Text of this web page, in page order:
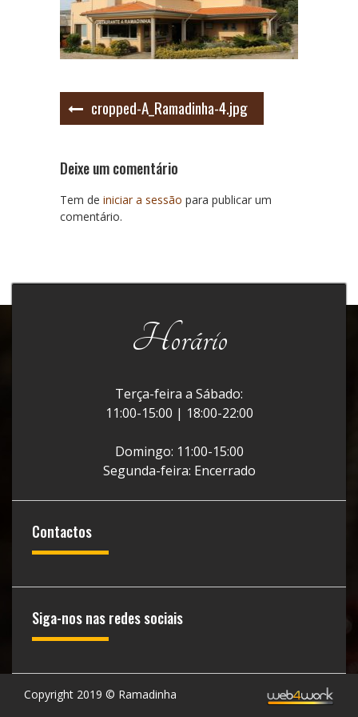
Navegação
de
cropped-A_Ramadinha-4.jpg
Deixe um comentário
Tem de iniciar a sessão para publicar um
comentário.
Horário
Terça-feira a Sábado:
11:00-15:00 | 18:00-22:00
Domingo: 11:00-15:00
Segunda-feira: Encerrado
Contactos
Siga-nos nas redes sociais
Copyright 2019 © Ramadinha